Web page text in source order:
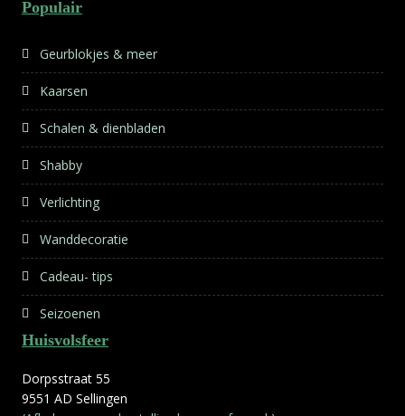
Populair
Geurblokjes & meer
Kaarsen
Schalen & dienbladen
Shabby
Verlichting
Wanddecoratie
Cadeau- tips
Seizoenen
Huisvolsfeer
Dorpsstraat 55
9551 AD Sellingen